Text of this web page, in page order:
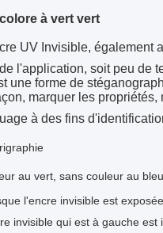
à vert vert
UV Invisible, également
l'application, soit peu de
une forme de
marquer les
à des fins
au vert, sans couleur au
l'encre invisible est
invisible qui est à gauche